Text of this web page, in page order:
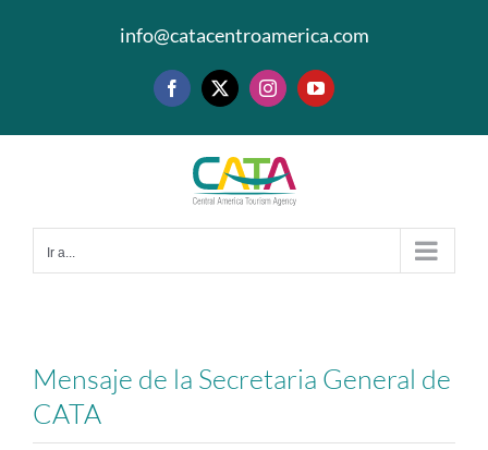
info@catacentroamerica.com
Facebook
X InstagramYouTube
Ir a...
Mensaje de la Secretaria General de
CATA